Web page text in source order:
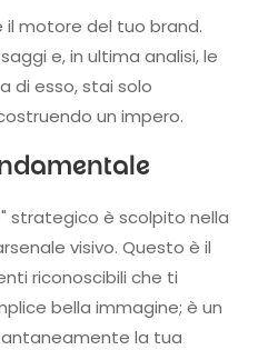
motore del tuo brand.
e, in ultima analisi, le
di esso, stai solo
un impero.
strategico è scolpito nella
visivo. Questo è il
riconoscibili che ti
bella immagine; è un
la tua